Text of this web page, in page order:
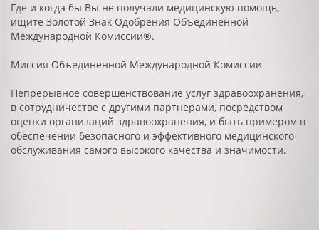
Где и когда бы Вы не получали медицинскую помощь,
ищите Золотой Знак Одобрения Объединенной
Международной Комиссии®.
Миссия Объединенной Международной Комиссии
Непрерывное совершенствование услуг здравоохранения,
в сотрудничестве с другими партнерами, посредством
оценки организаций здравоохранения, и быть примером в
обеспечении безопасного и эффективного медицинского
обслуживания самого высокого качества и значимости.